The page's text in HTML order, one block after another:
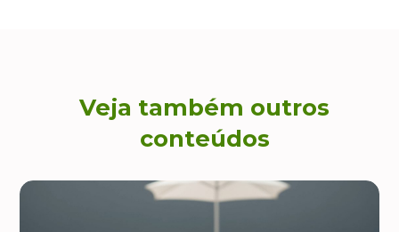
Veja também outros
conteúdos